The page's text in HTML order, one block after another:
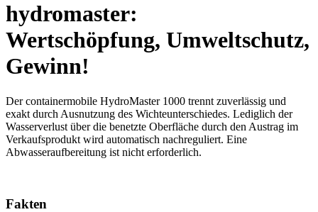
hydromaster:
Wertschöpfung, Umweltschutz,
Gewinn!
Der containermobile HydroMaster 1000 trennt zuverlässig und
exakt durch Ausnutzung des Wichteunterschiedes. Lediglich der
Wasserverlust über die benetzte Oberfläche durch den Austrag im
Verkaufsprodukt wird automatisch nachreguliert. Eine
Abwasseraufbereitung ist nicht erforderlich.
Fakten